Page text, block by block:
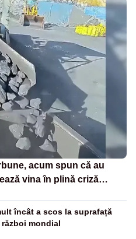
acum spun că au
vina în plină criză
încât a scos la suprafață
mondial